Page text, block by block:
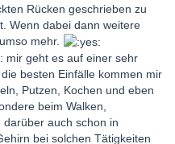
Rücken geschrieben zu
Wenn dabei dann weitere
mehr.
mir geht es auf einer sehr
besten Einfälle kommen mir
Putzen, Kochen und eben
beim Walken,
auch schon in
bei solchen Tätigkeiten